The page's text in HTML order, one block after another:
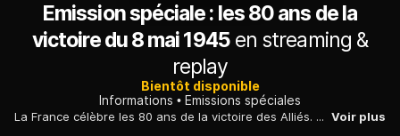
Emission spéciale : les 80 ans de la
victoire du 8 mai 1945en streaming &
replay
Bientôt disponible
Informations
Emissions spéciales
La France célèbre les 80 ans de la victoire des Alliés. Une journée exceptionnelle à suivre en direct sur BFMTV : hommage du président aux derniers vétérans de la Seconde Guerre mondiale à l'Arc de Triomphe, revue des troupes, ravivage de la Flamme du Soldat inconnu, parade de véhicules d'époque sur les Champs Élysées… Voir plus